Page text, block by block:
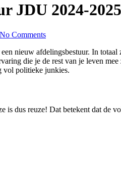
JDU 2024-2025
No Comments
nieuw afdelingsbestuur. In
die je de rest van je leven mee
vol politieke junkies.
is dus reuze! Dat betekent dat de